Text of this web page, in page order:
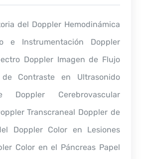
del Doppler Hemodinámica
e Instrumentación Doppler
Doppler Imagen de Flujo
Contraste en Ultrasonido
Doppler Cerebrovascular
Transcraneal Doppler de
Doppler Color en Lesiones
Color en el Páncreas Papel